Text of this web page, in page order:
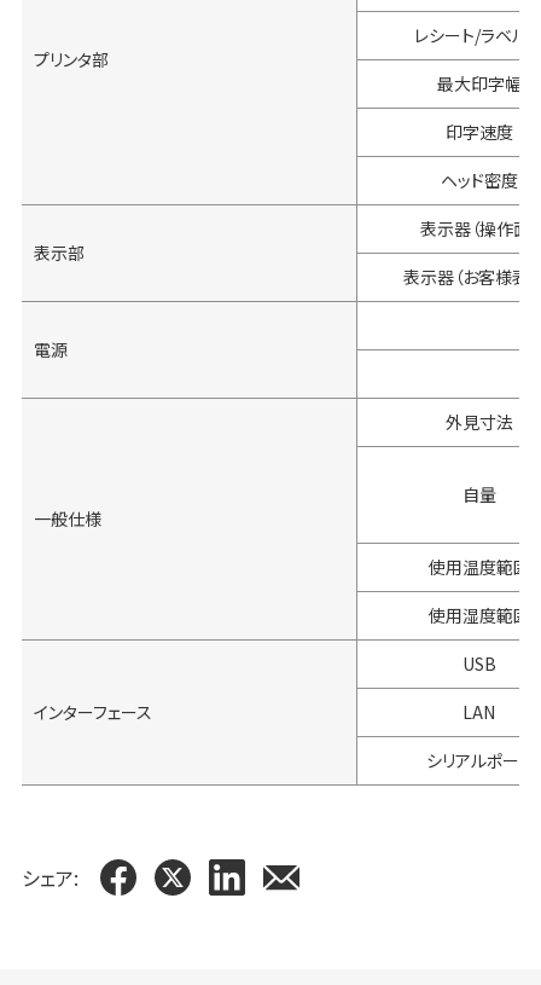
プリンタ部
レシート/ラベル
最大印字幅
印字速度
ヘッド密度
表示部
表示器（操作面）
表示器（お客様表
電源
一般仕様
外見寸法
自量
使用温度範囲
使用湿度範囲
インターフェース
USB
LAN
シリアルポート
シェア: